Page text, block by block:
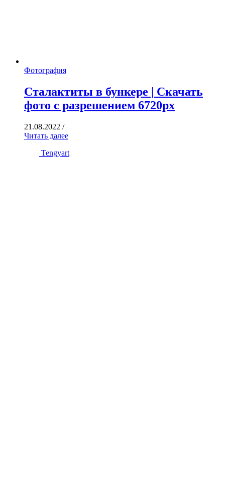
Фотография
Сталактиты в бункере | Скачать
фото с разрешением 6720px
21.08.2022 /
Читать далее
Tengyart